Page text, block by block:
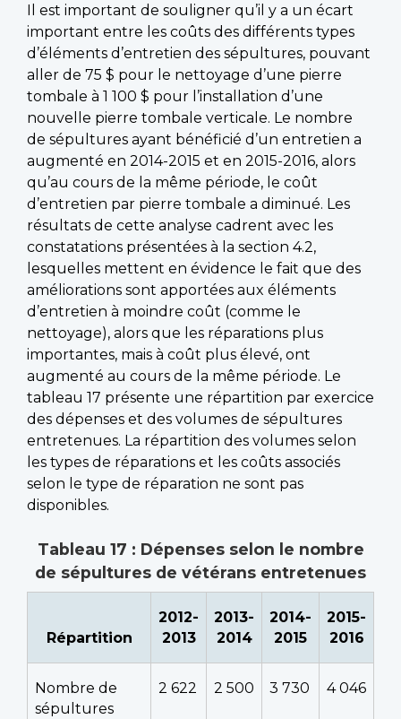
Il est important de souligner qu’il y a un écart
important entre les coûts des différents types
d’éléments d’entretien des sépultures, pouvant
aller de 75 $ pour le nettoyage d’une pierre
tombale à 1 100 $ pour l’installation d’une
nouvelle pierre tombale verticale. Le nombre
de sépultures ayant bénéficié d’un entretien a
augmenté en 2014-2015 et en 2015-2016, alors
qu’au cours de la même période, le coût
d’entretien par pierre tombale a diminué. Les
résultats de cette analyse cadrent avec les
constatations présentées à la section 4.2,
lesquelles mettent en évidence le fait que des
améliorations sont apportées aux éléments
d’entretien à moindre coût (comme le
nettoyage), alors que les réparations plus
importantes, mais à coût plus élevé, ont
augmenté au cours de la même période. Le
tableau 17 présente une répartition par exercice
des dépenses et des volumes de sépultures
entretenues. La répartition des volumes selon
les types de réparations et les coûts associés
selon le type de réparation ne sont pas
disponibles.
Tableau 17 : Dépenses selon le nombre
de sépultures de vétérans entretenues
Répartition
2012-
2013
2013-
2014
2014-
2015
2015-
2016
Nombre de
sépultures
2 622 2 500 3 730 4 046